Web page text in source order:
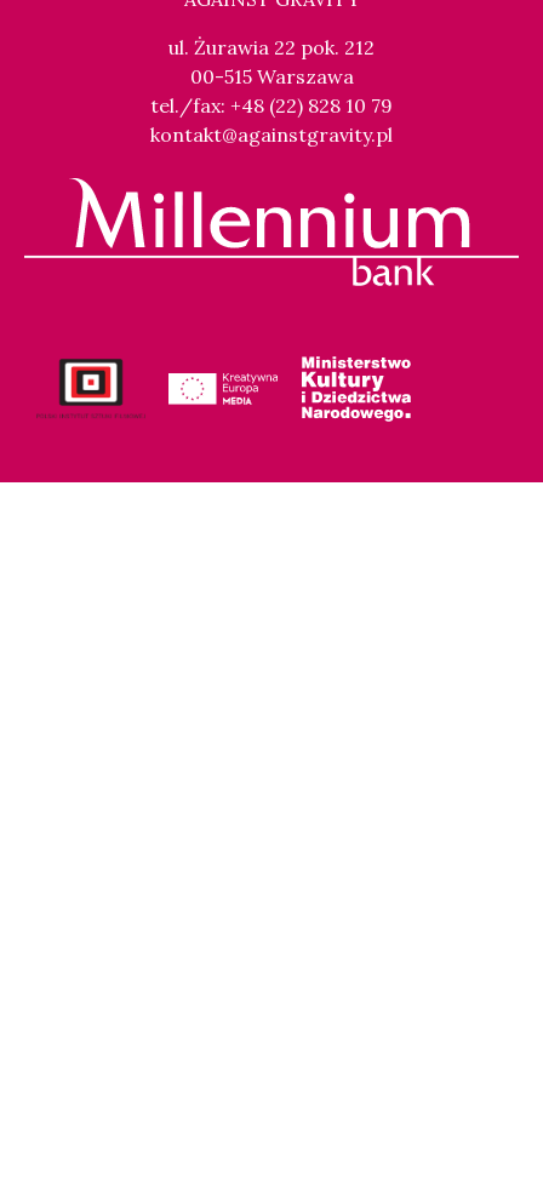
ul. Żurawia 22 pok. 212
00-515 Warszawa
tel./fax: +48 (22) 828 10 79
kontakt@againstgravity.pl